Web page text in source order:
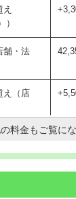
まで）
超え）
）
）
)
バンド止
）
舗・法
え（店
現
料金もご覧にな